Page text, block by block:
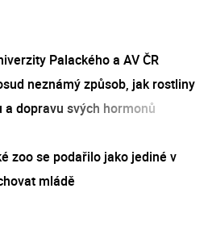
Palackého a AV ČR
neznámý způsob, jak rostliny
a dopravu svých hormonů
zoo se podařilo jako jediné v
mládě